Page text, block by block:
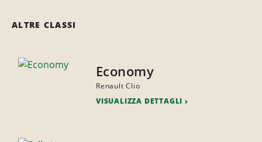
ALTRE CLASSI
Economy
Renault Clio
VISUALIZZA DETTAGLI